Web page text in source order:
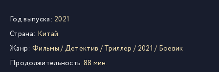
Год выпуска: 2021
Страна: Китай
Жанр: Фильмы/Детектив /Триллер / 2021 / Боевик
Продолжительность:88 мин.